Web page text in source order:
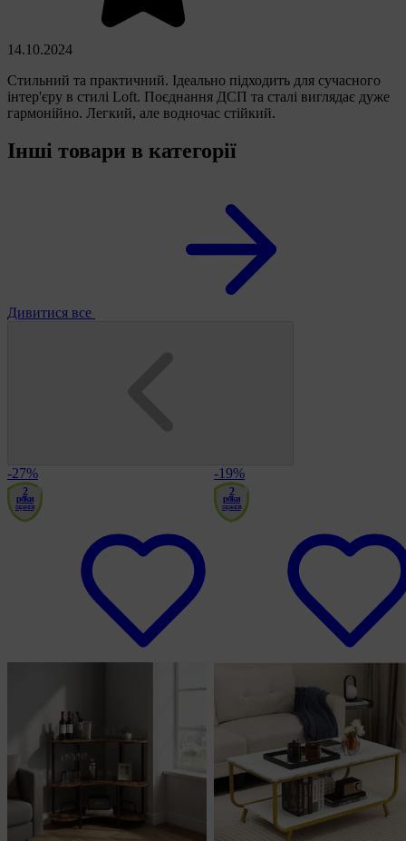
14.10.2024
Cтильний та практичний. Ідеально підходить для сучасного
інтер'єру в стилі Loft. Поєднання ДСП та сталі виглядає дуже
гармонійно. Легкий, але водночас стійкий.
Інші товари в категорії
Дивитися все
-27%
2
роки
гарантія
-19%
2
роки
гарантія